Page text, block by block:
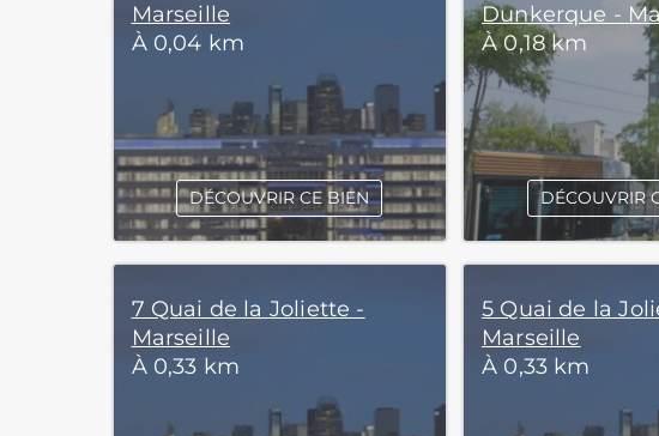
Marseille
À 0,04 km
DÉCOUVRIR CE BIEN
Dunkerque -
À 0,18 km
DÉCOUVRIR
7 Quai de la Joliette -
Marseille
À 0,33 km
5 Quai de la
Marseille
À 0,33 km